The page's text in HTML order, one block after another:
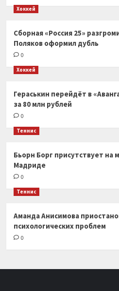
Хоккей
Сборная «Россия 25»
Поляков оформил дубль
0
Хоккей
Гераськин перейдёт в
за 80 млн рублей
0
Теннис
Бьорн Борг присутствует на
Мадриде
0
Теннис
Аманда Анисимова
психологических проблем
0